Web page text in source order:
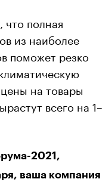
полная
из наиболее
поможет резко
на товары
всего на 1–
2021,
ваша компания